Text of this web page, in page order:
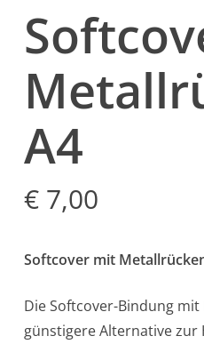
A4
€7,00
Softcover mit
Die Softcover-Bindung
günstigere Alternative